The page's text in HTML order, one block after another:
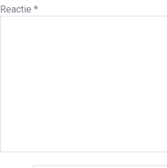
Reactie *